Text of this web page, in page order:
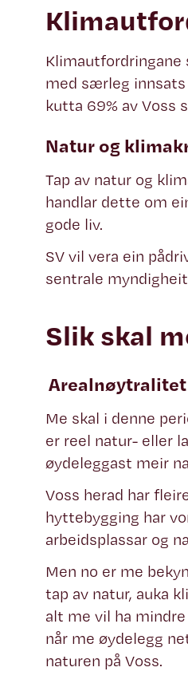
Klimautfordringane
med særleg innsats
kutta 69% av Voss
Natur og
Tap av natur og
handlar dette om
gode liv.
SV vil vera ein
sentrale
Slik skal
Arealnøytralitet
Me skal i denne
er reel natur- eller
øydeleggast meir
Voss herad har
hyttebygging har
arbeidsplassar og
Men no er me
tap av natur, auka
alt me vil ha
når me øydelegg
naturen på Voss.